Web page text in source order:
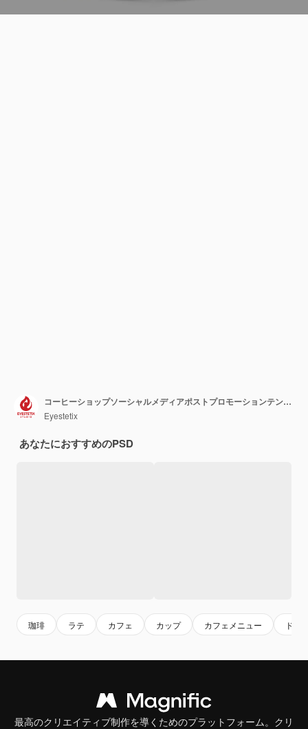
コーヒーショップソーシャルメディアポストプロモーションテンプレートプレミアムPSD
Eyestetix
あなたにおすすめのPSD
珈琲 ラテ カフェ カップ カフェメニュー ドリ
最高のクリエイティブ制作を導くためのプラットフォーム。クリ